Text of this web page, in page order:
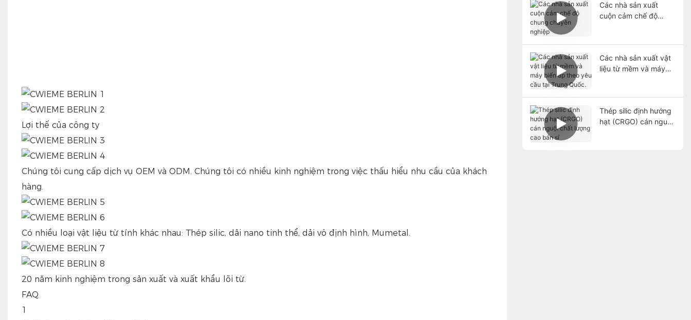
Lợi thế của công ty
Chúng tôi cung cấp dịch vụ OEM và ODM. Chúng tôi có nhiều kinh nghiệm trong việc thấu hiểu nhu cầu của khách
hàng.
Có nhiều loại vật liệu từ tính khác nhau: Thép silic, dải nano tinh thể, dải vô định hình, Mumetal.
20 năm kinh nghiệm trong sản xuất và xuất khẩu lõi từ.
FAQ
1
Các nhà sản xuất
cuộn cảm chế độ
Các nhà sản xuất vật
liệu từ mềm và máy
Thép silic định hướng
hạt (CRGO) cán nguội